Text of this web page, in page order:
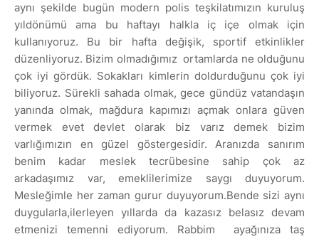
aynı şekilde bugün modern polis teşkilatımızın kuruluş
yıldönümü ama bu haftayı halkla iç içe olmak için
kullanıyoruz. Bu bir hafta değişik, sportif etkinlikler
düzenliyoruz. Bizim olmadığımız ortamlarda ne olduğunu
çok iyi gördük. Sokakları kimlerin doldurduğunu çok iyi
biliyoruz. Sürekli sahada olmak, gece gündüz vatandaşın
yanında olmak, mağdura kapımızı açmak onlara güven
vermek evet devlet olarak biz varız demek bizim
varlığımızın en güzel göstergesidir. Aranızda sanırım
benim kadar meslek tecrübesine sahip çok az
arkadaşımız var, emeklilerimize saygı duyuyorum.
Mesleğimle her zaman gurur duyuyorum.Bende sizi aynı
duygularla,ilerleyen yıllarda da kazasız belasız devam
etmenizi temenni ediyorum. Rabbim
ayağınıza taş